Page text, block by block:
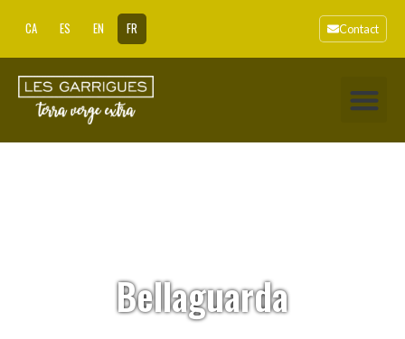
CA ES EN FR Contact
Bellaguarda